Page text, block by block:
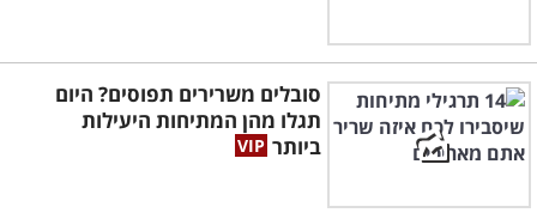
סובלים משרירים תפוסים? היום
תגלו מהן המתיחות היעילות
ביותר